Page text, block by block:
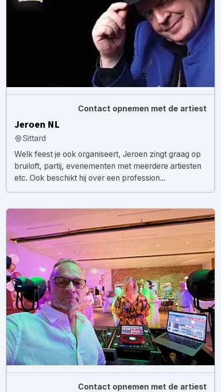
Contact opnemen met de artiest
Jeroen NL
Sittard
Welk feest je ook organiseert, Jeroen zingt graag op
bruiloft, partij, evenementen met meerdere artiesten
etc. Ook beschikt hij over een profession...
Contact opnemen met de artiest